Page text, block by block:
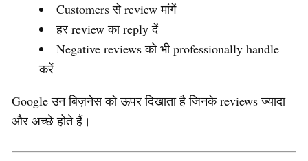
Customers से review मांगें
हर review का reply दें
Negative reviews को भी professionally handle
करें
Google उन बिज़नेस को ऊपर दिखाता है जिनके reviews ज्यादा
और अच्छे होते हैं।